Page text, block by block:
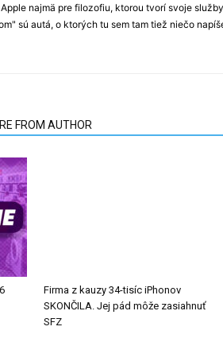
najmä pre filozofiu, ktorou tvorí svoje
sú autá, o ktorých tu sem tam tiež niečo
FROM AUTHOR
Firma z kauzy 34-tisíc iPhonov
SKONČILA. Jej pád môže zasiahnuť
SFZ